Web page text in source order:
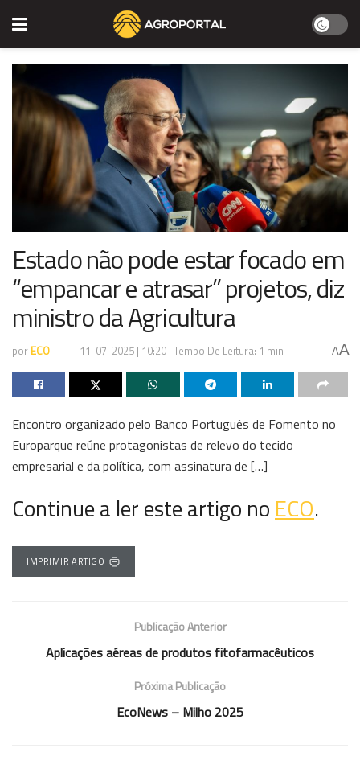
Estado não pode estar focado em
“empancar e atrasar” projetos, diz
ministro da Agricultura
por ECO 11-07-2025 | 10:20 Tempo De Leitura: 1 min AA
Encontro organizado pelo Banco Português de Fomento no
Europarque reúne protagonistas de relevo do tecido
empresarial e da política, com assinatura de […]
Continue a ler este artigo noECO.
IMPRIMIR ARTIGO
Publicação Anterior
Aplicações aéreas de produtos fitofarmacêuticos
Próxima Publicação
EcoNews – Milho 2025